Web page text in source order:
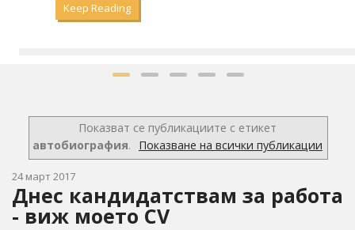
Keep Reading
Показват се публикациите с етикет
автобиография. Показване на всички публикации
24 март 2017
Днес кандидатствам за работа
- виж моето CV